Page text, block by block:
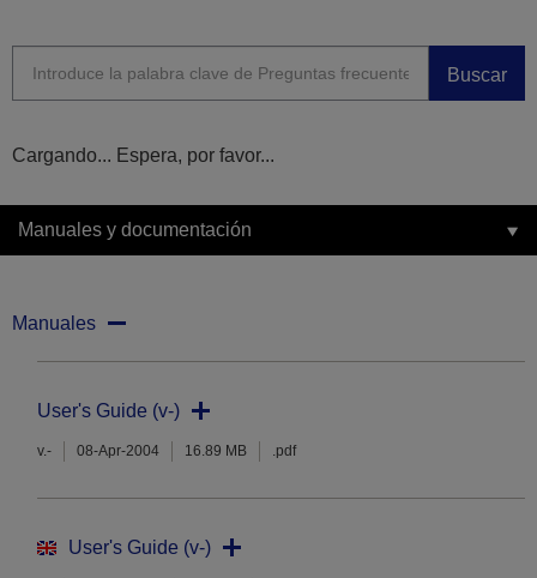
Buscar
Cargando... Espera, por favor...
Manuales y documentación
Manuales
User's Guide (v-)
v.- 08-Apr-2004 16.89 MB .pdf
User's Guide (v-)